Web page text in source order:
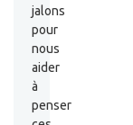
jalons
pour
nous
aider
à
penser